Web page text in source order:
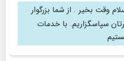
وقت بخیر . از شما بزرگوار
سپاسگزاریم. با خدمات